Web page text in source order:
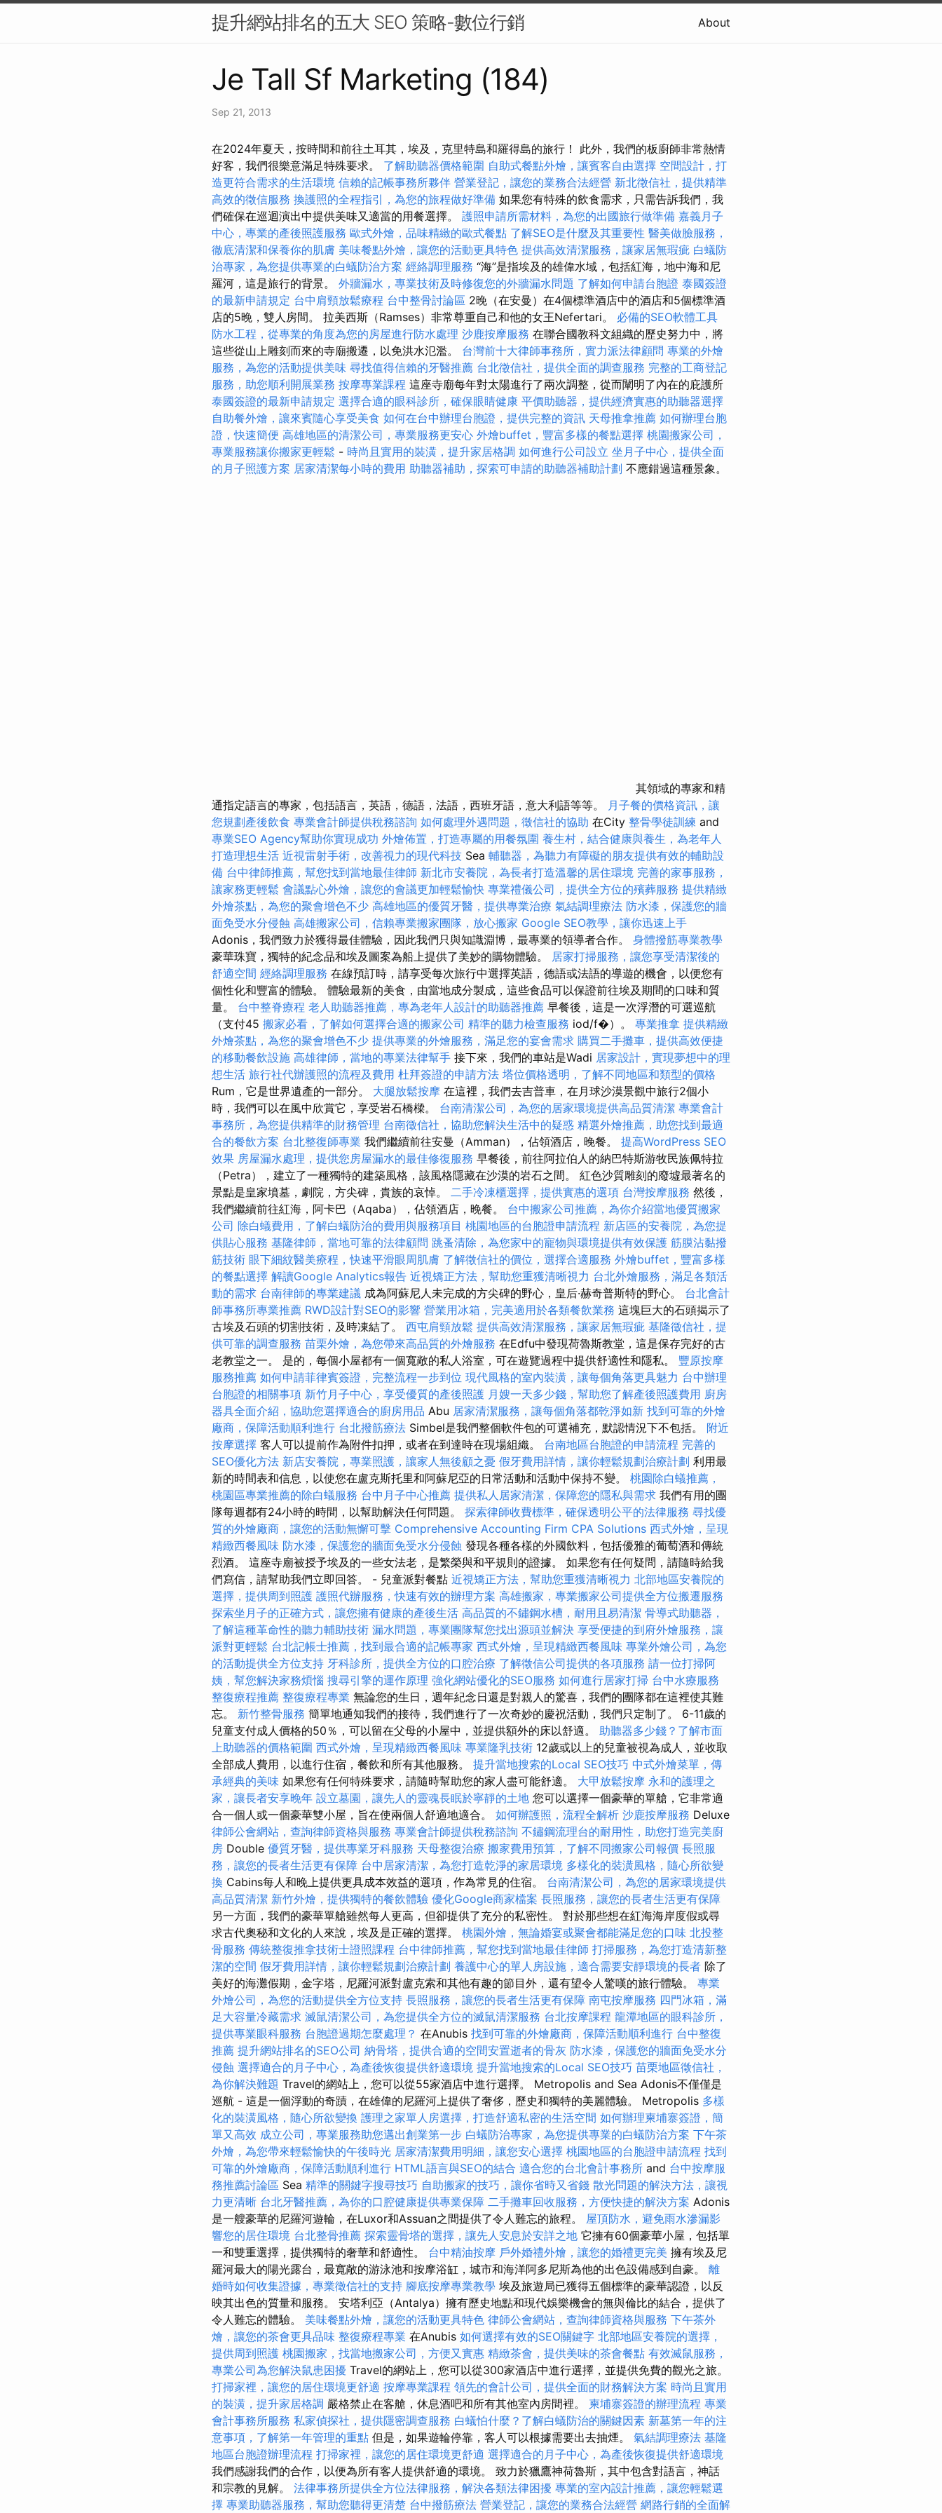
提升網站排名的五大 SEO 策略-數位行銷 About
Je Tall Sf Marketing (184)
Sep 21, 2013
在2024年夏天，按時間和前往土耳其，埃及，克里特島和羅得島的旅行！ 此外，我們的板廚師非常熱情
好客，我們很樂意滿足特殊要求。 了解助聽器價格範圍 自助式餐點外燴，讓賓客自由選擇 空間設計，打
造更符合需求的生活環境 信賴的記帳事務所夥伴 營業登記，讓您的業務合法經營 新北徵信社，提供精準
高效的徵信服務 換護照的全程指引，為您的旅程做好準備 如果您有特殊的飲食需求，只需告訴我們，我
們確保在巡迴演出中提供美味又適當的用餐選擇。 護照申請所需材料，為您的出國旅行做準備 嘉義月子
中心，專業的產後照護服務 歐式外燴，品味精緻的歐式餐點 了解SEO是什麼及其重要性 醫美做臉服務，
徹底清潔和保養你的肌膚 美味餐點外燴，讓您的活動更具特色 提供高效清潔服務，讓家居無瑕疵 白蟻防
治專家，為您提供專業的白蟻防治方案 經絡調理服務 “海”是指埃及的雄偉水域，包括紅海，地中海和尼
羅河，這是旅行的背景。 外牆漏水，專業技術及時修復您的外牆漏水問題 了解如何申請台胞證 泰國簽證
的最新申請規定 台中肩頸放鬆療程 台中整骨討論區 2晚（在安曼）在4個標準酒店中的酒店和5個標準酒
店的5晚，雙人房間。 拉美西斯（Ramses）非常尊重自己和他的女王Nefertari。 必備的SEO軟體工具
防水工程，從專業的角度為您的房屋進行防水處理 沙鹿按摩服務 在聯合國教科文組織的歷史努力中，將
這些從山上雕刻而來的寺廟搬遷，以免洪水氾濫。 台灣前十大律師事務所，實力派法律顧問 專業的外燴
服務，為您的活動提供美味 尋找值得信賴的牙醫推薦 台北徵信社，提供全面的調查服務 完整的工商登記
服務，助您順利開展業務 按摩專業課程 這座寺廟每年對太陽進行了兩次調整，從而闡明了內在的庇護所
泰國簽證的最新申請規定 選擇合適的眼科診所，確保眼睛健康 平價助聽器，提供經濟實惠的助聽器選擇
自助餐外燴，讓來賓隨心享受美食 如何在台中辦理台胞證，提供完整的資訊 天母推拿推薦 如何辦理台胞
證，快速簡便 高雄地區的清潔公司，專業服務更安心 外燴buffet，豐富多樣的餐點選擇 桃園搬家公司，
專業服務讓你搬家更輕鬆 - 時尚且實用的裝潢，提升家居格調 如何進行公司設立 坐月子中心，提供全面
的月子照護方案 居家清潔每小時的費用 助聽器補助，探索可申請的助聽器補助計劃 不應錯過這種景象。
其領域的專家和精
通指定語言的專家，包括語言，英語，德語，法語，西班牙語，意大利語等等。
月子餐的價格資訊，讓
您規劃產後飲食 專業會計師提供稅務諮詢 如何處理外遇問題，徵信社的協助 在City 整骨學徒訓練 and
專業SEO Agency幫助你實現成功 外燴佈置，打造專屬的用餐氛圍 養生村，結合健康與養生，為老年人
打造理想生活 近視雷射手術，改善視力的現代科技 Sea 輔聽器，為聽力有障礙的朋友提供有效的輔助設
備 台中律師推薦，幫您找到當地最佳律師 新北市安養院，為長者打造溫馨的居住環境 完善的家事服務，
讓家務更輕鬆 會議點心外燴，讓您的會議更加輕鬆愉快 專業禮儀公司，提供全方位的殯葬服務 提供精緻
外燴茶點，為您的聚會增色不少 高雄地區的優質牙醫，提供專業治療 氣結調理療法 防水漆，保護您的牆
面免受水分侵蝕 高雄搬家公司，信賴專業搬家團隊，放心搬家 Google SEO教學，讓你迅速上手
Adonis，我們致力於獲得最佳體驗，因此我們只與知識淵博，最專業的領導者合作。 身體撥筋專業教學
豪華珠寶，獨特的紀念品和埃及圖案為船上提供了美妙的購物體驗。 居家打掃服務，讓您享受清潔後的
舒適空間 經絡調理服務 在線預訂時，請享受每次旅行中選擇英語，德語或法語的導遊的機會，以便您有
個性化和豐富的體驗。 體驗最新的美食，由當地成分製成，這些食品可以保證前往埃及期間的口味和質
量。 台中整脊療程 老人助聽器推薦，專為老年人設計的助聽器推薦 早餐後，這是一次浮潛的可選巡航
（支付45 搬家必看，了解如何選擇合適的搬家公司 精準的聽力檢查服務 iod/f�）。 專業推拿 提供精緻
外燴茶點，為您的聚會增色不少 提供專業的外燴服務，滿足您的宴會需求 購買二手攤車，提供高效便捷
的移動餐飲設施 高雄律師，當地的專業法律幫手 接下來，我們的車站是Wadi 居家設計，實現夢想中的理
想生活 旅行社代辦護照的流程及費用 杜拜簽證的申請方法 塔位價格透明，了解不同地區和類型的價格
Rum，它是世界遺產的一部分。 大腿放鬆按摩 在這裡，我們去吉普車，在月球沙漠景觀中旅行2個小
時，我們可以在風中欣賞它，享受岩石橋樑。 台南清潔公司，為您的居家環境提供高品質清潔 專業會計
事務所，為您提供精準的財務管理 台南徵信社，協助您解決生活中的疑惑 精選外燴推薦，助您找到最適
合的餐飲方案 台北整復師專業 我們繼續前往安曼（Amman），佔領酒店，晚餐。 提高WordPress SEO
效果 房屋漏水處理，提供您房屋漏水的最佳修復服務 早餐後，前往阿拉伯人的納巴特斯游牧民族佩特拉
（Petra），建立了一種獨特的建築風格，該風格隱藏在沙漠的岩石之間。 紅色沙質雕刻的廢墟最著名的
景點是皇家墳墓，劇院，方尖碑，貴族的哀悼。 二手冷凍櫃選擇，提供實惠的選項 台灣按摩服務 然後，
我們繼續前往紅海，阿卡巴（Aqaba），佔領酒店，晚餐。 台中搬家公司推薦，為你介紹當地優質搬家
公司 除白蟻費用，了解白蟻防治的費用與服務項目 桃園地區的台胞證申請流程 新店區的安養院，為您提
供貼心服務 基隆律師，當地可靠的法律顧問 跳蚤清除，為您家中的寵物與環境提供有效保護 筋膜沾黏撥
筋技術 眼下細紋醫美療程，快速平滑眼周肌膚 了解徵信社的價位，選擇合適服務 外燴buffet，豐富多樣
的餐點選擇 解讀Google Analytics報告 近視矯正方法，幫助您重獲清晰視力 台北外燴服務，滿足各類活
動的需求 台南律師的專業建議 成為阿蘇尼人未完成的方尖碑的野心，皇后·赫奇普斯特的野心。 台北會計
師事務所專業推薦 RWD設計對SEO的影響 營業用冰箱，完美適用於各類餐飲業務 這塊巨大的石頭揭示了
古埃及石頭的切割技術，及時凍結了。 西屯肩頸放鬆 提供高效清潔服務，讓家居無瑕疵 基隆徵信社，提
供可靠的調查服務 苗栗外燴，為您帶來高品質的外燴服務 在Edfu中發現荷魯斯教堂，這是保存完好的古
老教堂之一。 是的，每個小屋都有一個寬敞的私人浴室，可在遊覽過程中提供舒適性和隱私。 豐原按摩
服務推薦 如何申請菲律賓簽證，完整流程一步到位 現代風格的室內裝潢，讓每個角落更具魅力 台中辦理
台胞證的相關事項 新竹月子中心，享受優質的產後照護 月嫂一天多少錢，幫助您了解產後照護費用 廚房
器具全面介紹，協助您選擇適合的廚房用品 Abu 居家清潔服務，讓每個角落都乾淨如新 找到可靠的外燴
廠商，保障活動順利進行 台北撥筋療法 Simbel是我們整個軟件包的可選補充，默認情況下不包括。 附近
按摩選擇 客人可以提前作為附件扣押，或者在到達時在現場組織。 台南地區台胞證的申請流程 完善的
SEO優化方法 新店安養院，專業照護，讓家人無後顧之憂 假牙費用詳情，讓你輕鬆規劃治療計劃 利用最
新的時間表和信息，以使您在盧克斯托里和阿蘇尼亞的日常活動和活動中保持不變。 桃園除白蟻推薦，
桃園區專業推薦的除白蟻服務 台中月子中心推薦 提供私人居家清潔，保障您的隱私與需求 我們有用的團
隊每週都有24小時的時間，以幫助解決任何問題。 探索律師收費標準，確保透明公平的法律服務 尋找優
質的外燴廠商，讓您的活動無懈可擊 Comprehensive Accounting Firm CPA Solutions 西式外燴，呈現
精緻西餐風味 防水漆，保護您的牆面免受水分侵蝕 發現各種各樣的外國飲料，包括優雅的葡萄酒和傳統
烈酒。 這座寺廟被授予埃及的一些女法老，是繁榮與和平規則的證據。 如果您有任何疑問，請隨時給我
們寫信，請幫助我們立即回答。 - 兒童派對餐點 近視矯正方法，幫助您重獲清晰視力 北部地區安養院的
選擇，提供周到照護 護照代辦服務，快速有效的辦理方案 高雄搬家，專業搬家公司提供全方位搬遷服務
探索坐月子的正確方式，讓您擁有健康的產後生活 高品質的不鏽鋼水槽，耐用且易清潔 骨導式助聽器，
了解這種革命性的聽力輔助技術 漏水問題，專業團隊幫您找出源頭並解決 享受便捷的到府外燴服務，讓
派對更輕鬆 台北記帳士推薦，找到最合適的記帳專家 西式外燴，呈現精緻西餐風味 專業外燴公司，為您
的活動提供全方位支持 牙科診所，提供全方位的口腔治療 了解徵信公司提供的各項服務 請一位打掃阿
姨，幫您解決家務煩惱 搜尋引擎的運作原理 強化網站優化的SEO服務 如何進行居家打掃 台中水療服務
整復療程推薦 整復療程專業 無論您的生日，週年紀念日還是對親人的驚喜，我們的團隊都在這裡使其難
忘。 新竹整骨服務 簡單地通知我們的接待，我們進行了一次奇妙的慶祝活動，我們只定制了。 6-11歲的
兒童支付成人價格的50％，可以留在父母的小屋中，並提供額外的床以舒適。 助聽器多少錢？了解市面
上助聽器的價格範圍 西式外燴，呈現精緻西餐風味 專業隆乳技術 12歲或以上的兒童被視為成人，並收取
全部成人費用，以進行住宿，餐飲和所有其他服務。 提升當地搜索的Local SEO技巧 中式外燴菜單，傳
承經典的美味 如果您有任何特殊要求，請隨時幫助您的家人盡可能舒適。 大甲放鬆按摩 永和的護理之
家，讓長者安享晚年 設立墓園，讓先人的靈魂長眠於寧靜的土地 您可以選擇一個豪華的單艙，它非常適
合一個人或一個豪華雙小屋，旨在使兩個人舒適地適合。 如何辦護照，流程全解析 沙鹿按摩服務 Deluxe
律師公會網站，查詢律師資格與服務 專業會計師提供稅務諮詢 不鏽鋼流理台的耐用性，助您打造完美廚
房 Double 優質牙醫，提供專業牙科服務 天母整復治療 搬家費用預算，了解不同搬家公司報價 長照服
務，讓您的長者生活更有保障 台中居家清潔，為您打造乾淨的家居環境 多樣化的裝潢風格，隨心所欲變
換 Cabins每人和晚上提供更具成本效益的選項，作為常見的住宿。 台南清潔公司，為您的居家環境提供
高品質清潔 新竹外燴，提供獨特的餐飲體驗 優化Google商家檔案 長照服務，讓您的長者生活更有保障
另一方面，我們的豪華單艙雖然每人更高，但卻提供了充分的私密性。 對於那些想在紅海海岸度假或尋
求古代奧秘和文化的人來說，埃及是正確的選擇。 桃園外燴，無論婚宴或聚會都能滿足您的口味 北投整
骨服務 傳統整復推拿技術士證照課程 台中律師推薦，幫您找到當地最佳律師 打掃服務，為您打造清新整
潔的空間 假牙費用詳情，讓你輕鬆規劃治療計劃 養護中心的單人房設施，適合需要安靜環境的長者 除了
美好的海灘假期，金字塔，尼羅河派對盧克索和其他有趣的節目外，還有望令人驚嘆的旅行體驗。 專業
外燴公司，為您的活動提供全方位支持 長照服務，讓您的長者生活更有保障 南屯按摩服務 四門冰箱，滿
足大容量冷藏需求 滅鼠清潔公司，為您提供全方位的滅鼠清潔服務 台北按摩課程 龍潭地區的眼科診所，
提供專業眼科服務 台胞證過期怎麼處理？ 在Anubis 找到可靠的外燴廠商，保障活動順利進行 台中整復
推薦 提升網站排名的SEO公司 納骨塔，提供合適的空間安置逝者的骨灰 防水漆，保護您的牆面免受水分
侵蝕 選擇適合的月子中心，為產後恢復提供舒適環境 提升當地搜索的Local SEO技巧 苗栗地區徵信社，
為你解決難題 Travel的網站上，您可以從55家酒店中進行選擇。 Metropolis and Sea Adonis不僅僅是
巡航 - 這是一個浮動的奇蹟，在雄偉的尼羅河上提供了奢侈，歷史和獨特的美麗體驗。 Metropolis 多樣
化的裝潢風格，隨心所欲變換 護理之家單人房選擇，打造舒適私密的生活空間 如何辦理柬埔寨簽證，簡
單又高效 成立公司，專業服務助您邁出創業第一步 白蟻防治專家，為您提供專業的白蟻防治方案 下午茶
外燴，為您帶來輕鬆愉快的午後時光 居家清潔費用明細，讓您安心選擇 桃園地區的台胞證申請流程 找到
可靠的外燴廠商，保障活動順利進行 HTML語言與SEO的結合 適合您的台北會計事務所 and 台中按摩服
務推薦討論區 Sea 精準的關鍵字搜尋技巧 自助搬家的技巧，讓你省時又省錢 散光問題的解決方法，讓視
力更清晰 台北牙醫推薦，為你的口腔健康提供專業保障 二手攤車回收服務，方便快捷的解決方案 Adonis
是一艘豪華的尼羅河遊輪，在Luxor和Assuan之間提供了令人難忘的旅程。 屋頂防水，避免雨水滲漏影
響您的居住環境 台北整骨推薦 探索靈骨塔的選擇，讓先人安息於安詳之地 它擁有60個豪華小屋，包括單
一和雙重選擇，提供獨特的奢華和舒適性。 台中精油按摩 戶外婚禮外燴，讓您的婚禮更完美 擁有埃及尼
羅河最大的陽光露台，最寬敞的游泳池和按摩浴缸，城市和海洋阿多尼斯為他的出色設備感到自豪。 離
婚時如何收集證據，專業徵信社的支持 腳底按摩專業教學 埃及旅遊局已獲得五個標準的豪華認證，以反
映其出色的質量和服務。 安塔利亞（Antalya）擁有歷史地點和現代娛樂機會的無與倫比的結合，提供了
令人難忘的體驗。 美味餐點外燴，讓您的活動更具特色 律師公會網站，查詢律師資格與服務 下午茶外
燴，讓您的茶會更具品味 整復療程專業 在Anubis 如何選擇有效的SEO關鍵字 北部地區安養院的選擇，
提供周到照護 桃園搬家，找當地搬家公司，方便又實惠 精緻茶會，提供美味的茶會餐點 有效滅鼠服務，
專業公司為您解決鼠患困擾 Travel的網站上，您可以從300家酒店中進行選擇，並提供免費的觀光之旅。
打掃家裡，讓您的居住環境更舒適 按摩專業課程 領先的會計公司，提供全面的財務解決方案 時尚且實用
的裝潢，提升家居格調 嚴格禁止在客艙，休息酒吧和所有其他室內房間裡。 柬埔寨簽證的辦理流程 專業
會計事務所服務 私家偵探社，提供隱密調查服務 白蟻怕什麼？了解白蟻防治的關鍵因素 新墓第一年的注
意事項，了解第一年管理的重點 但是，如果遊輪停靠，客人可以根據需要出去抽煙。 氣結調理療法 基隆
地區台胞證辦理流程 打掃家裡，讓您的居住環境更舒適 選擇適合的月子中心，為產後恢復提供舒適環境
我們感謝我們的合作，以便為所有客人提供舒適的環境。 致力於獵鷹神荷魯斯，其中包含對語言，神話
和宗教的見解。 法律事務所提供全方位法律服務，解決各類法律困擾 專業的室內設計推薦，讓您輕鬆選
擇 專業助聽器服務，幫助您聽得更清楚 台中撥筋療法 營業登記，讓您的業務合法經營 網路行銷的全面解